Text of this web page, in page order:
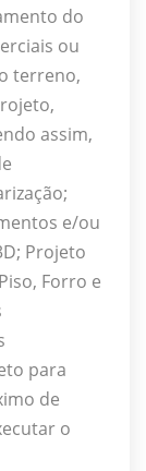
do
ou
terreno,
assim,
e/ou
Projeto
Forro e
para
de
o